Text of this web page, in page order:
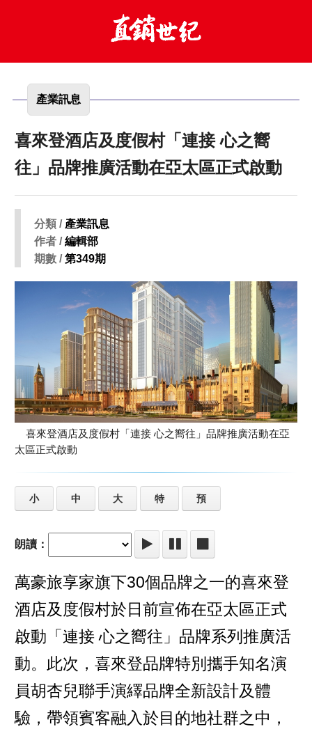
產業訊息
喜來登酒店及度假村「連接 心之嚮
往」品牌推廣活動在亞太區正式啟動
分類 / 產業訊息
作者 /編輯部
期數 /第349期
喜來登酒店及度假村「連接 心之嚮往」品牌推廣活動在亞
太區正式啟動
小 中 大 特 預
朗讀：
萬豪旅享家旗下30個品牌之一的喜來登
酒店及度假村於日前宣佈在亞太區正式
啟動「連接 心之嚮往」品牌系列推廣活
動。此次，喜來登品牌特別攜手知名演
員胡杏兒聯手演繹品牌全新設計及體
驗，帶領賓客融入於目的地社群之中，